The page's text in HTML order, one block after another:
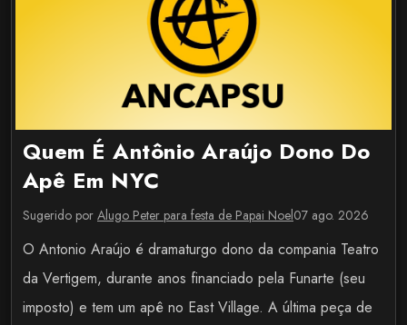
Quem É Antônio Araújo Dono Do
Apê Em NYC
Sugerido por Alugo Peter para festa de Papai Noel07 ago. 2026
O Antonio Araújo é dramaturgo dono da compania Teatro
da Vertigem, durante anos financiado pela Funarte (seu
imposto) e tem um apê no East Village. A última peça de